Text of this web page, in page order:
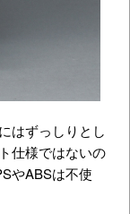
はずっしりとし
仕様ではないの
やABSは不使